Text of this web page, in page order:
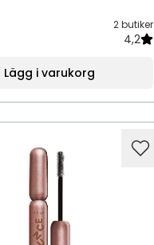
2 butiker
4,2
Lägg i varukorg